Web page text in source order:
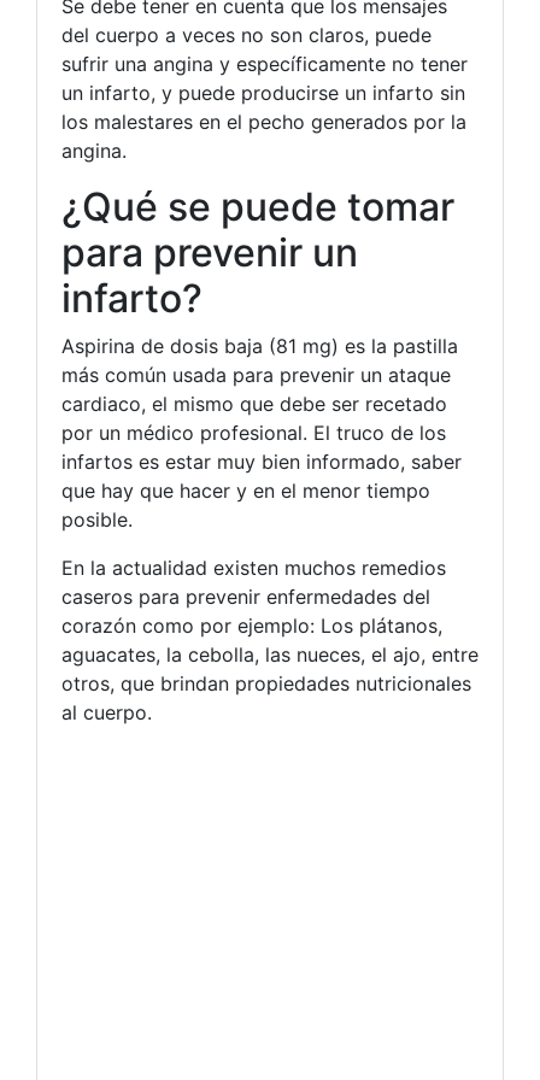
Se debe tener en cuenta que los mensajes
del cuerpo a veces no son claros, puede
sufrir una angina y específicamente no tener
un infarto, y puede producirse un infarto sin
los malestares en el pecho generados por la
angina.
¿Qué se puede tomar
para prevenir un
infarto?
Aspirina de dosis baja (81 mg) es la pastilla
más común usada para prevenir un ataque
cardiaco, el mismo que debe ser recetado
por un médico profesional. El truco de los
infartos es estar muy bien informado, saber
que hay que hacer y en el menor tiempo
posible.
En la actualidad existen muchos remedios
caseros para prevenir enfermedades del
corazón como por ejemplo: Los plátanos,
aguacates, la cebolla, las nueces, el ajo, entre
otros, que brindan propiedades nutricionales
al cuerpo.